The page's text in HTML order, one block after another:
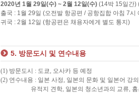
2020년 1월 29일(수) ~ 2월 12일(수) (14박 15일간)
출국 : 1월 29일 (오전발 항공편 / 공항집합 아침 7시
귀국 : 2월 12일 (항공편은 채용자에게 별도 통지)
5. 방문도시 및 연수내용
(1) 방문도시 : 도쿄, 오사카 등 예정
(2) 연수내용 : 일본 사정, 일본의 문화 및 일본어 강
유적지 견학, 일본의 청소년과의 교류, 홈스